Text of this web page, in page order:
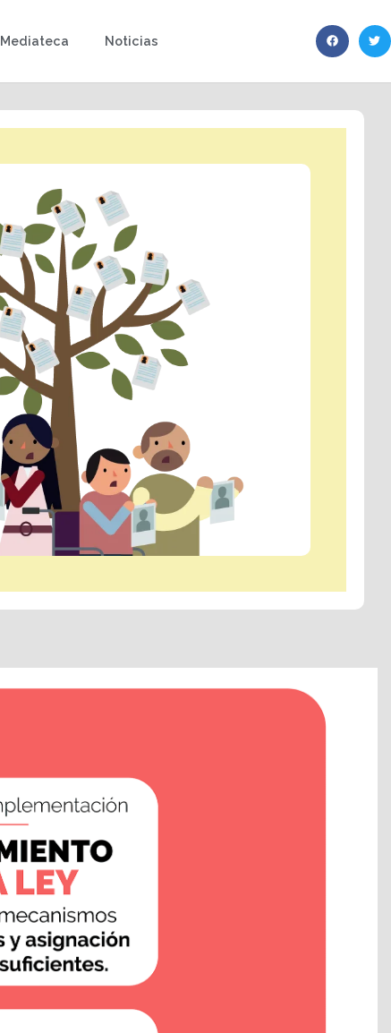
Mediateca Noticias